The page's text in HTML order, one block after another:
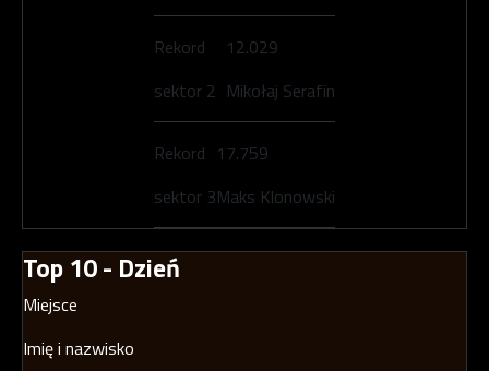
Rekord
sektor 2
12.029
Mikołaj Serafin
Rekord
sektor 3
17.759
Maks Klonowski
Top 10 - Dzień
Miejsce
Imię i nazwisko